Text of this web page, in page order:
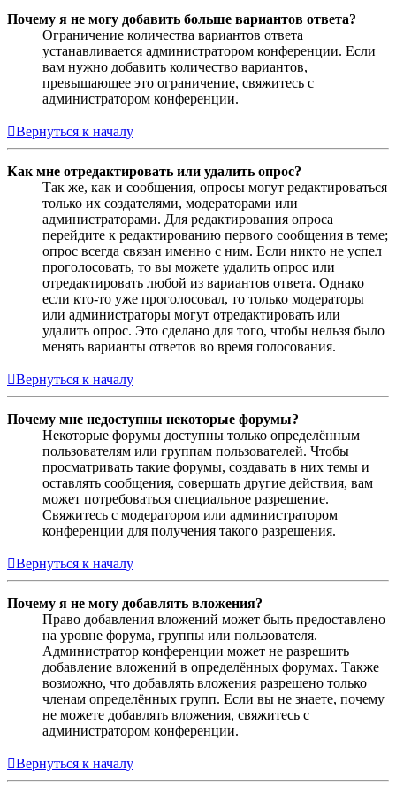
Почему я не могу добавить больше вариантов ответа?
Ограничение количества вариантов ответа
устанавливается администратором конференции. Если
вам нужно добавить количество вариантов,
превышающее это ограничение, свяжитесь с
администратором конференции.
Вернуться к началу
Как мне отредактировать или удалить опрос?
Так же, как и сообщения, опросы могут редактироваться
только их создателями, модераторами или
администраторами. Для редактирования опроса
перейдите к редактированию первого сообщения в теме;
опрос всегда связан именно с ним. Если никто не успел
проголосовать, то вы можете удалить опрос или
отредактировать любой из вариантов ответа. Однако
если кто-то уже проголосовал, то только модераторы
или администраторы могут отредактировать или
удалить опрос. Это сделано для того, чтобы нельзя было
менять варианты ответов во время голосования.
Вернуться к началу
Почему мне недоступны некоторые форумы?
Некоторые форумы доступны только определённым
пользователям или группам пользователей. Чтобы
просматривать такие форумы, создавать в них темы и
оставлять сообщения, совершать другие действия, вам
может потребоваться специальное разрешение.
Свяжитесь с модератором или администратором
конференции для получения такого разрешения.
Вернуться к началу
Почему я не могу добавлять вложения?
Право добавления вложений может быть предоставлено
на уровне форума, группы или пользователя.
Администратор конференции может не разрешить
добавление вложений в определённых форумах. Также
возможно, что добавлять вложения разрешено только
членам определённых групп. Если вы не знаете, почему
не можете добавлять вложения, свяжитесь с
администратором конференции.
Вернуться к началу